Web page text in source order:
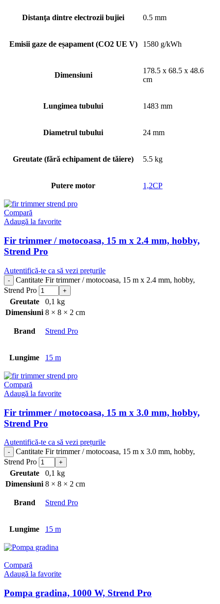
Distanţa dintre electrozii bujiei 0.5 mm
Emisii gaze de eșapament (CO2 UE V) 1580 g/kWh
Dimensiuni
178.5 x 68.5 x 48.6
cm
Lungimea tubului 1483 mm
Diametrul tubului 24 mm
Greutate (fără echipament de tăiere) 5.5 kg
Putere motor 1,2CP
Compară
Adaugă la favorite
Fir trimmer / motocoasa, 15 m x 2.4 mm, hobby,
Strend Pro
Autentifică-te ca să vezi prețurile
Cantitate Fir trimmer / motocoasa, 15 m x 2.4 mm, hobby,
Strend Pro
Greutate
0,1 kg
Dimensiuni 8 × 8 × 2 cm
Brand Strend Pro
Lungime 15 m
Compară
Adaugă la favorite
Fir trimmer / motocoasa, 15 m x 3.0 mm, hobby,
Strend Pro
Autentifică-te ca să vezi prețurile
Cantitate Fir trimmer / motocoasa, 15 m x 3.0 mm, hobby,
Strend Pro
Greutate
0,1 kg
Dimensiuni 8 × 8 × 2 cm
Brand Strend Pro
Lungime 15 m
Compară
Adaugă la favorite
Pompa gradina, 1000 W, Strend Pro